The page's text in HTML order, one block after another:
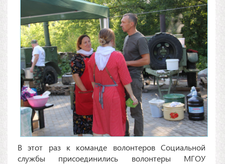
В этот раз к команде волонтеров Социальной
службы присоединились волонтеры МГОУ